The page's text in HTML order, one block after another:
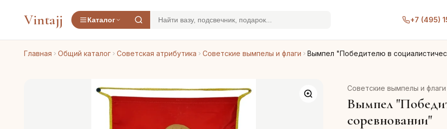
Vintajj Каталог +7 (495)
Главная Общий каталог Советская атрибутика Советские вымпелы и флаги Вымпел "Победителю в
Советские вымпелы и флаги
Вымпел
соревновании"